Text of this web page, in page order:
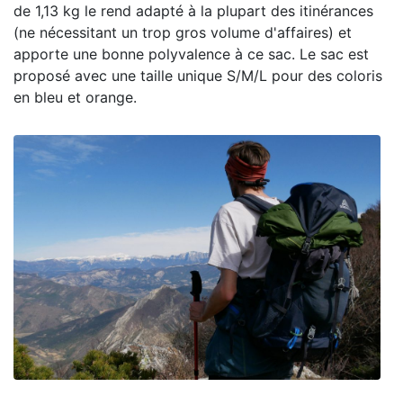
de 1,13 kg le rend adapté à la plupart des itinérances
(ne nécessitant un trop gros volume d'affaires) et
apporte une bonne polyvalence à ce sac. Le sac est
proposé avec une taille unique S/M/L pour des coloris
en bleu et orange.